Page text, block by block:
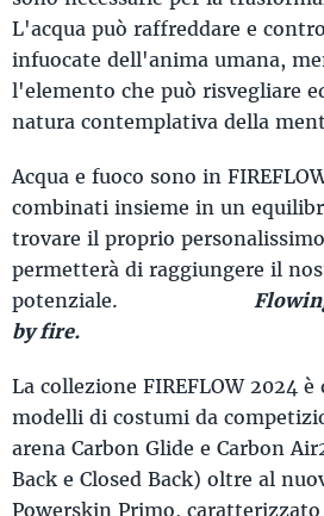
L'acqua può raffreddare e
infuocate dell'anima umana,
l'elemento che può risvegliare
natura contemplativa della
Acqua e fuoco sono in
combinati insieme in un
trovare il proprio
permetterà di raggiungere il
potenziale.
by fire.
La collezione FIREFLOW 2024
modelli di costumi da
arena Carbon Glide e Carbon
Back e Closed Back) oltre al
Powerskin Primo,